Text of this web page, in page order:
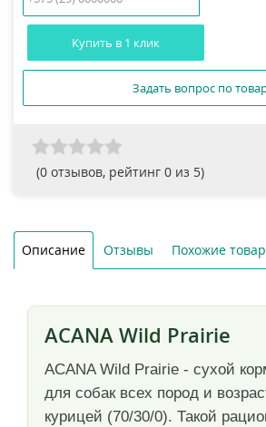
Купить в 1 клик
Задать вопрос по
(0 отзывов, рейтинг 0 из 5)
Описание Отзывы Похожие
ACANA Wild Prairie
ACANA Wild Prairie - сухой
для собак всех пород и
курицей (70/30/0). Такой